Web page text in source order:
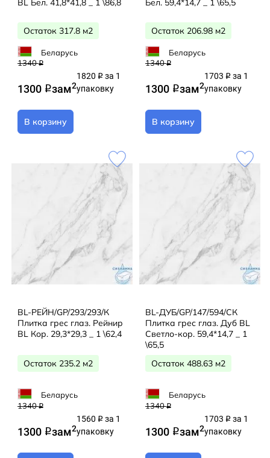
Остаток 317.8 м2
Беларусь
1340q
1300 qзам2
1820 q за 1
упаковку
В корзину
Остаток 206.98 м2
Беларусь
1340q
1300 qзам2
1703 q за 1
упаковку
В корзину
BL-РЕЙН/GP/293/293/К
Плитка грес глаз. Рейнир
BL Кор. 29,3*29,3 _ 1 \62,4
Остаток 235.2 м2
Беларусь
1340q
1300 qзам2
1560 q за 1
упаковку
BL-ДУБ/GP/147/594/СК
Плитка грес глаз. Дуб BL
Светло-кор. 59,4*14,7 _ 1
\65,5
Остаток 488.63 м2
Беларусь
1340q
1300 qзам2
1703 q за 1
упаковку